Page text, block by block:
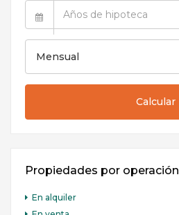
Mensual
Calcular
Propiedades por operación
En alquiler